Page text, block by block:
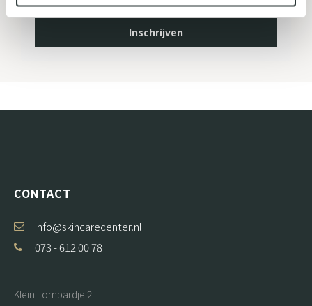
Inschrijven
CONTACT
info@skincarecenter.nl
073 - 612 00 78
Klein Lombardje 2